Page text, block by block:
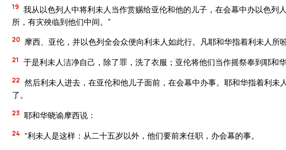
19 我从以色列人中将利未人当作赏赐给亚伦和他的儿子，在会幕中办以色列
所，有灾殃临到他们中间。”
20 摩西、亚伦，并以色列全会众便向利未人如此行。凡耶和华指着利未人所
21 于是利未人洁净自己，除了罪，洗了衣服；亚伦将他们当作摇祭奉到耶和
22 然后利未人进去，在亚伦和他儿子面前，在会幕中办事。耶和华指着利未
了。
23 耶和华晓谕摩西说：
24 “利未人是这样：从二十五岁以外，他们要前来任职，办会幕的事。